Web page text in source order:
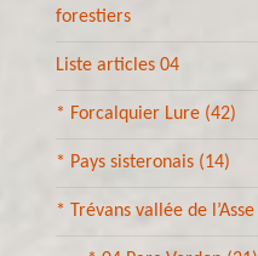
forestiers
Liste articles 04
* Forcalquier Lure (42)
* Pays sisteronais (14)
* Trévans vallée de l’Asse